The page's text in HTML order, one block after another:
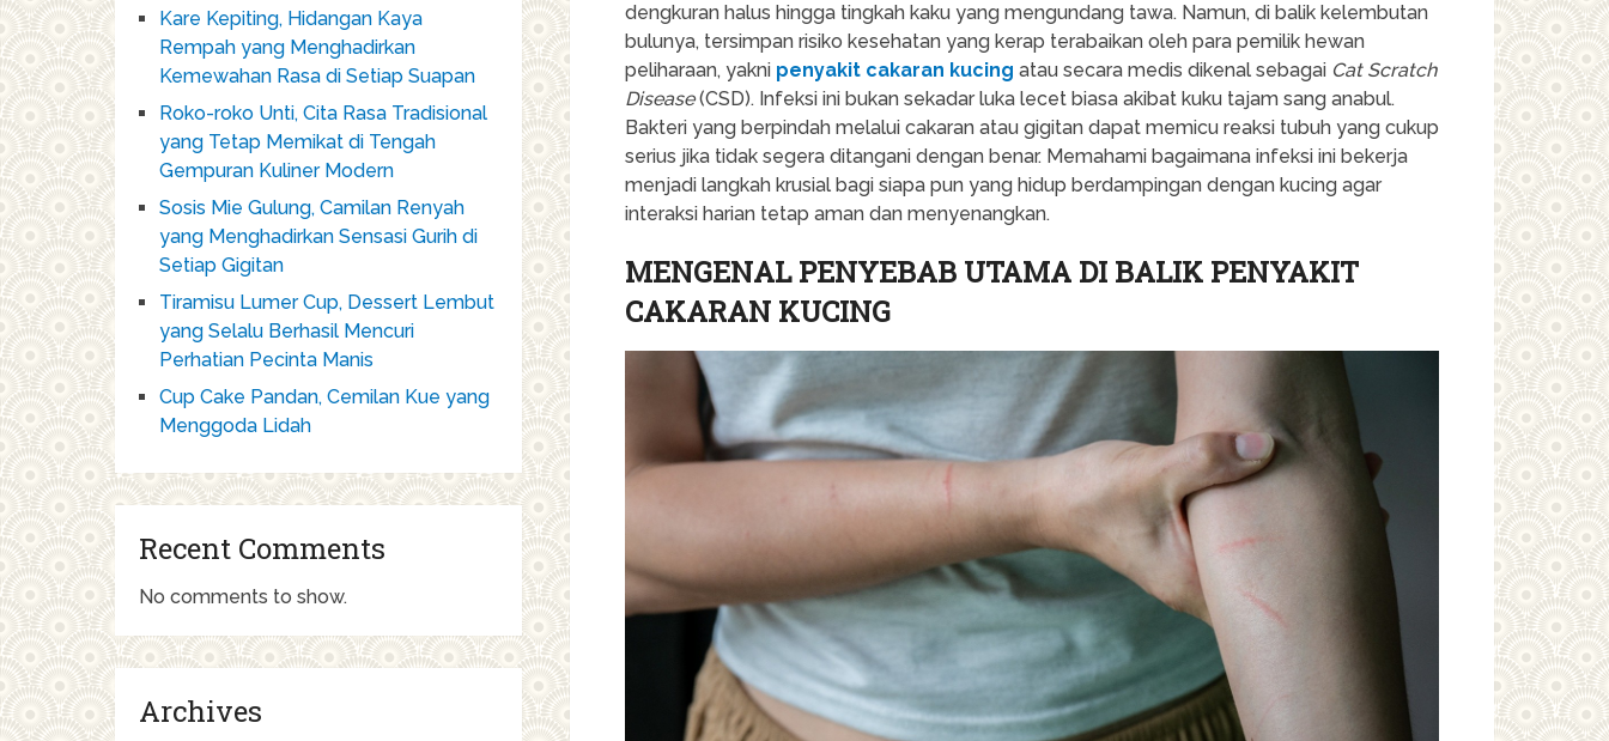
dengkuran halus hingga tingkah kaku yang mengundang tawa. Namun, di balik kelembutan
bulunya, tersimpan risiko kesehatan yang kerap terabaikan oleh para pemilik hewan
peliharaan, yakni penyakit cakaran kucing atau secara medis dikenal sebagai Cat Scratch
Disease(CSD). Infeksi ini bukan sekadar luka lecet biasa akibat kuku tajam sang anabul.
Bakteri yang berpindah melalui cakaran atau gigitan dapat memicu reaksi tubuh yang cukup
serius jika tidak segera ditangani dengan benar. Memahami bagaimana infeksi ini bekerja
menjadi langkah krusial bagi siapa pun yang hidup berdampingan dengan kucing agar
interaksi harian tetap aman dan menyenangkan.
MENGENAL PENYEBAB UTAMA DI BALIK PENYAKIT
CAKARAN KUCING
Kare Kepiting, Hidangan Kaya
Rempah yang Menghadirkan
Kemewahan Rasa di Setiap Suapan
Roko-roko Unti, Cita Rasa Tradisional
yang Tetap Memikat di Tengah
Gempuran Kuliner Modern
Sosis Mie Gulung, Camilan Renyah
yang Menghadirkan Sensasi Gurih di
Setiap Gigitan
Tiramisu Lumer Cup, Dessert Lembut
yang Selalu Berhasil Mencuri
Perhatian Pecinta Manis
Cup Cake Pandan, Cemilan Kue yang
Menggoda Lidah
Recent Comments
No comments to show.
Archives